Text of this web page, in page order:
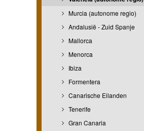
Murcia (autonome regio)
Andalusië - Zuid Spanje
Mallorca
Menorca
Ibiza
Formentera
Canarische Eilanden
Tenerife
Gran Canaria